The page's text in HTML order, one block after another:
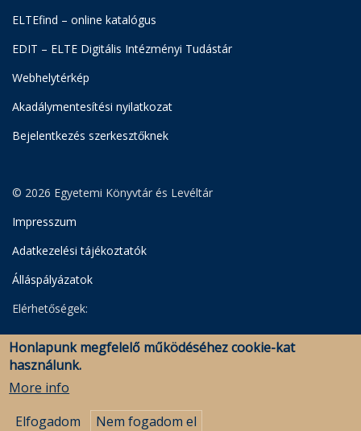
ELTEfind – online katalógus
EDIT – ELTE Digitális Intézményi Tudástár
Webhelytérkép
Akadálymentesítési nyilatkozat
Bejelentkezés szerkesztőknek
© 2026 Egyetemi Könyvtár és Levéltár
Impresszum
Adatkezelési tájékoztatók
Álláspályázatok
Elérhetőségek:
Egyetemi Könyvtár
Levéltár
Savaria Könyvtár és Levéltár (Szombathely)
Honlapunk megfelelő működéséhez cookie-kat
használunk.
More info
Elfogadom
Nem fogadom el